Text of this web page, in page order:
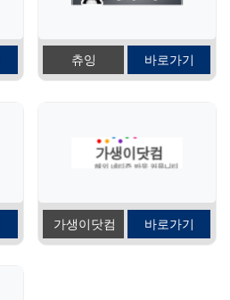
츄잉 바로가기
가생이닷컴 바로가기